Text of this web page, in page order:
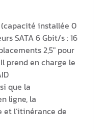
installée 0
SATA 6 Gbit/s : 16
2,5" pour
prend en charge le
que la
ligne, la
l’itinérance de